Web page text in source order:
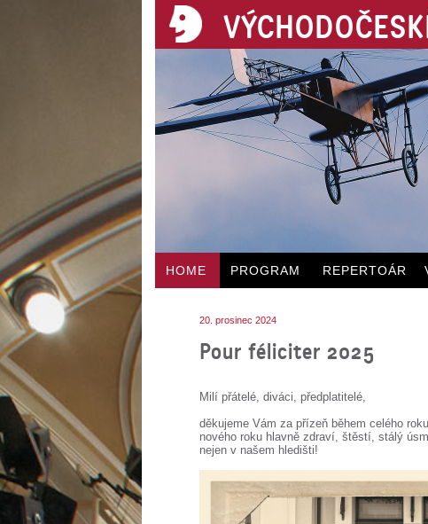
HOME PROGRAM REPERTOÁR
20. prosinec 2024
Pour féliciter 2025
Milí přátelé, diváci, předplatitelé,
děkujeme Vám za přízeň během celého
nového roku hlavně zdraví, štěstí, stálý
nejen v našem hledišti!